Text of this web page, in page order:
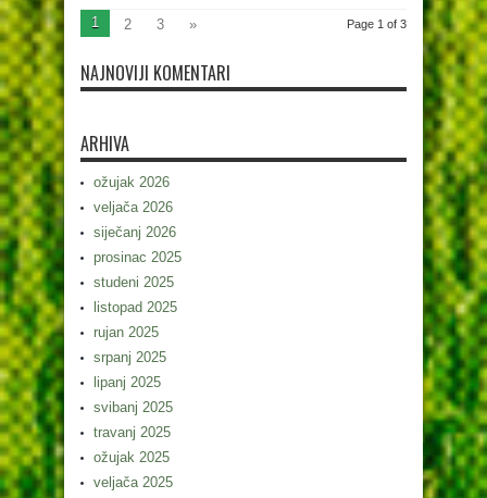
Page 1 of 3
1 2 3 »
NAJNOVIJI KOMENTARI
ARHIVA
ožujak 2026
veljača 2026
siječanj 2026
prosinac 2025
studeni 2025
listopad 2025
rujan 2025
srpanj 2025
lipanj 2025
svibanj 2025
travanj 2025
ožujak 2025
veljača 2025